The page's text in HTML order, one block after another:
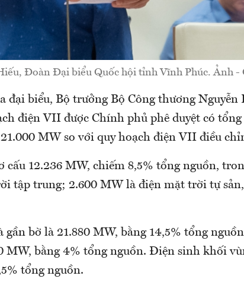
Đoàn Đại biểu Quốc hội tỉnh Vĩnh Phúc. Ảnh -
đại biểu, Bộ trưởng Bộ Công thương Nguyễn
điện VII được Chính phủ phê duyệt có
MW so với quy hoạch điện VII điều
12.236 MW, chiếm 8,5% tổng nguồn,
tập trung; 2.600 MW là điện mặt trời tự
bờ là 21.880 MW, bằng 14,5% tổng
MW, bằng 4% tổng nguồn. Điện sinh khối
tổng nguồn.